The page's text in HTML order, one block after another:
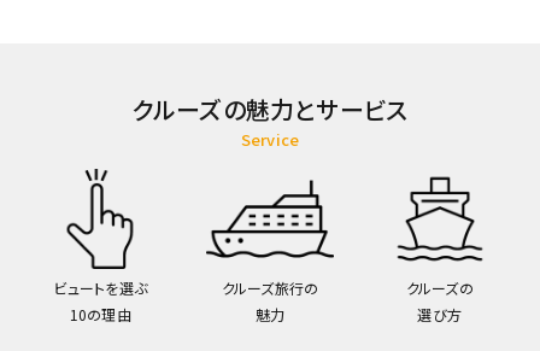
クルーズの魅力とサービス
Service
ビュートを選ぶ
10の理由
クルーズ旅行の
魅力
クルーズの
選び方